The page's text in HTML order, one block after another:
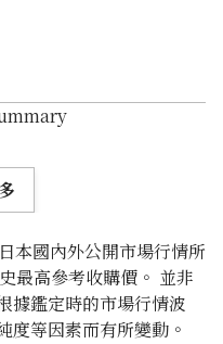
本國內外公開市場行情所
最高參考收購價。 並非
據鑑定時的市場行情波
度等因素而有所變動。